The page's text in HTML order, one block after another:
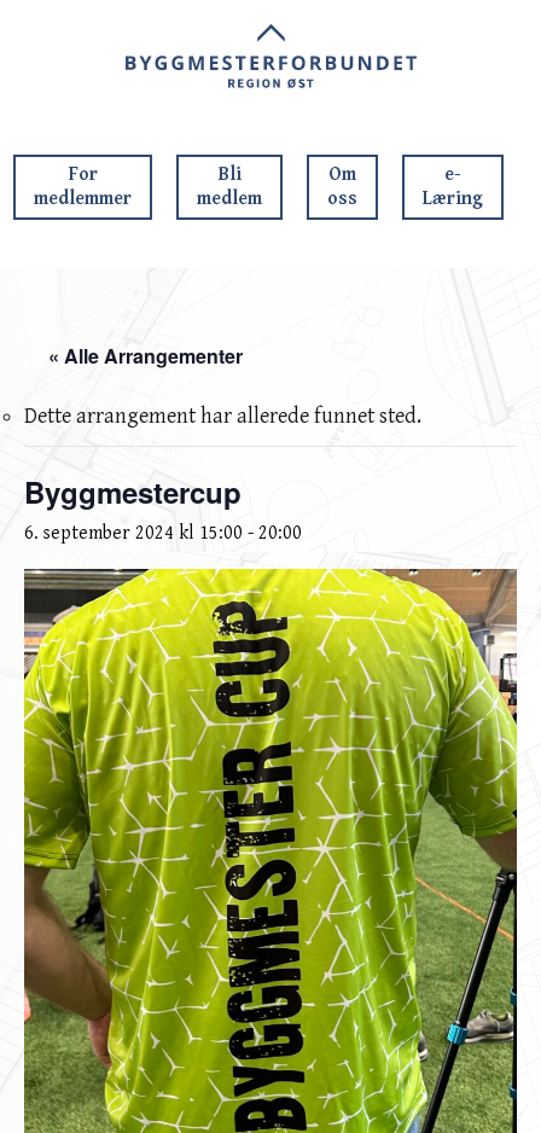
For
medlemmer
Bli
medlem
Om
oss
e-
Læring
« Alle Arrangementer
Dette arrangement har allerede funnet sted.
Byggmestercup
6. september 2024 kl 15:00 - 20:00